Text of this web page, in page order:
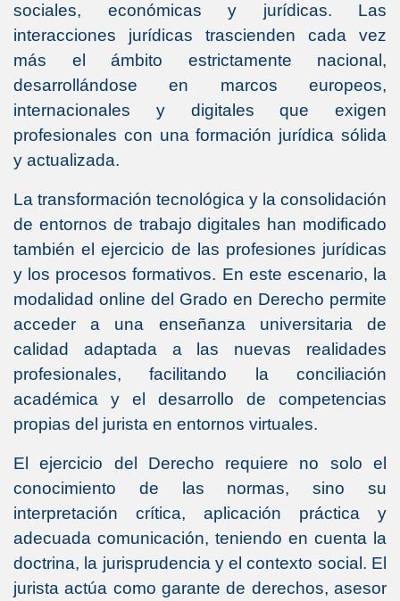
sociales, económicas y jurídicas. Las
interacciones jurídicas trascienden cada vez
más el ámbito estrictamente nacional,
desarrollándose en marcos europeos,
internacionales y digitales que exigen
profesionales con una formación jurídica sólida
y actualizada.
La transformación tecnológica y la consolidación
de entornos de trabajo digitales han modificado
también el ejercicio de las profesiones jurídicas
y los procesos formativos. En este escenario, la
modalidad online del Grado en Derecho permite
acceder a una enseñanza universitaria de
calidad adaptada a las nuevas realidades
profesionales, facilitando la conciliación
académica y el desarrollo de competencias
propias del jurista en entornos virtuales.
El ejercicio del Derecho requiere no solo el
conocimiento de las normas, sino su
interpretación crítica, aplicación práctica y
adecuada comunicación, teniendo en cuenta la
doctrina, la jurisprudencia y el contexto social. El
jurista actúa como garante de derechos, asesor